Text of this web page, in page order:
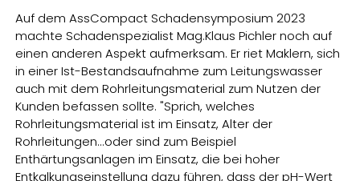
Auf dem AssCompact Schadensymposium 2023
machte Schadenspezialist Mag.Klaus Pichler noch auf
einen anderen Aspekt aufmerksam. Er riet Maklern, sich
in einer Ist-Bestandsaufnahme zum Leitungswasser
auch mit dem Rohrleitungsmaterial zum Nutzen der
Kunden befassen sollte. "Sprich, welches
Rohrleitungsmaterial ist im Einsatz, Alter der
Rohrleitungen...oder sind zum Beispiel
Enthärtungsanlagen im Einsatz, die bei hoher
Entkalkungseinstellung dazu führen, dass der pH-Wert